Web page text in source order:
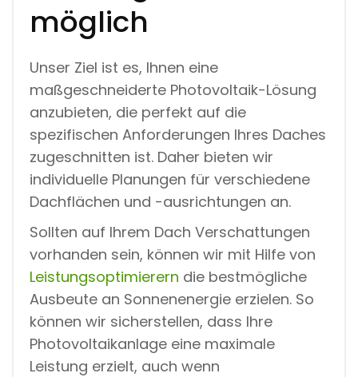
möglich
Unser Ziel ist es, Ihnen eine
maßgeschneiderte Photovoltaik-Lösung
anzubieten, die perfekt auf die
spezifischen Anforderungen Ihres Daches
zugeschnitten ist. Daher bieten wir
individuelle Planungen für verschiedene
Dachflächen und -ausrichtungen an.
Sollten auf Ihrem Dach Verschattungen
vorhanden sein, können wir mit Hilfe von
Leistungsoptimierern die bestmögliche
Ausbeute an Sonnenenergie erzielen. So
können wir sicherstellen, dass Ihre
Photovoltaikanlage eine maximale
Leistung erzielt, auch wenn